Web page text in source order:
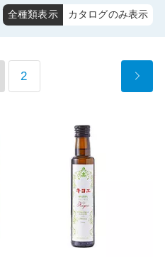
全種類表示 カタログのみ表示
2